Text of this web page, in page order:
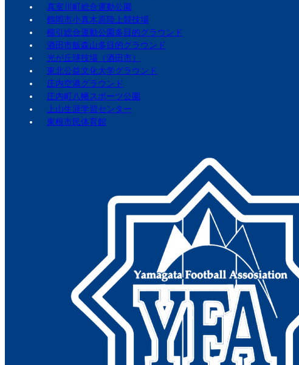
真室川町総合運動公園
鶴岡市小真木原陸上競技場
櫛引総合運動公園多目的グラウンド
酒田市飯森山多目的グラウンド
光が丘球技場（酒田市）
東北公益文化大学グラウンド
庄内空港グラウンド
庄内町八幡スポーツ公園
上山生涯学習センター
東根市民体育館